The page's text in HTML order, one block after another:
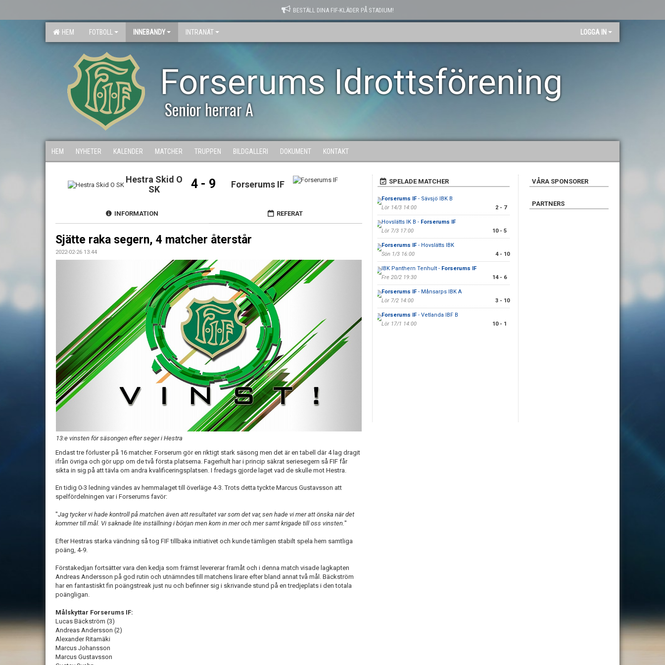
BESTÄLL DINA FIF-KLÄDER PÅ STADIUM!
HEM FOTBOLL INNEBANDY INTRANÄT LOGGA IN
Forserums Idrottsförening
Senior herrar A
HEM NYHETER KALENDER MATCHER TRUPPEN BILDGALLERI DOKUMENT KONTAKT
Hestra Skid O
SK
4 - 9 Forserums IF
INFORMATION REFERAT
Sjätte raka segern, 4 matcher återstår
2022-02-26 13:44
13:e vinsten för säsongen efter seger i Hestra
Endast tre förluster på 16 matcher. Forserum gör en riktigt stark säsong men det är en tabell där 4 lag dragit
ifrån övriga och gör upp om de två första platserna. Fagerhult har i princip säkrat seriesegern så FIF får
sikta in sig på att tävla om andra kvalificeringsplatsen. I fredags gjorde laget vad de skulle mot Hestra.
En tidig 0-3 ledning vändes av hemmalaget till överläge 4-3. Trots detta tyckte Marcus Gustavsson att
spelfördelningen var i Forserums favör:
"Jag tycker vi hade kontroll på matchen även att resultatet var som det var, sen hade vi mer att önska när det
kommer till mål. Vi saknade lite inställning i början men kom in mer och mer samt krigade till oss vinsten."
Efter Hestras starka vändning så tog FIF tillbaka initiativet och kunde tämligen stabilt spela hem samtliga
poäng, 4-9.
Förstakedjan fortsätter vara den kedja som främst levererar framåt och i denna match visade lagkapten
Andreas Andersson på god rutin och utnämndes till matchens lirare efter bland annat två mål. Bäckström
har en fantastiskt fin poängstreak just nu och befinner sig i skrivande stund på en tredjeplats i den totala
poängligan.
Målskyttar Forserums IF:
Lucas Bäckström (3)
Andreas Andersson (2)
Alexander Ritamäki
Marcus Johansson
Marcus Gustavsson
SPELADE MATCHER
Forserums IF- Sävsjö IBK B
Lör 14/3 14:00
2 - 7
Hovslätts IK B - Forserums IF
Lör 7/3 17:00
10 - 5
Forserums IF- Hovslätts IBK
Sön 1/3 16:00
4 - 10
IBK Panthern Tenhult - Forserums IF
Fre 20/2 19:30
14 - 6
Forserums IF- Månsarps IBK A
Lör 7/2 14:00
3 - 10
Forserums IF- Vetlanda IBF B
Lör 17/1 14:00
10 - 1
VÅRA SPONSORER
PARTNERS